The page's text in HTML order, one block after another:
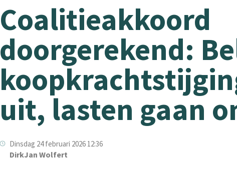
Coalitieakkoord
doorgerekend:
uit, lasten gaan
Dinsdag 24 februari 2026 12:36
DirkJan Wolfert